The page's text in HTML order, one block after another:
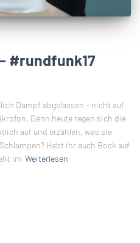
#rundfunk17
Dampf abgelassen – nicht auf
Denn heute regen sich die
auf und erzählen, was sie
Habt ihr auch Bock auf
im Weiterlesen